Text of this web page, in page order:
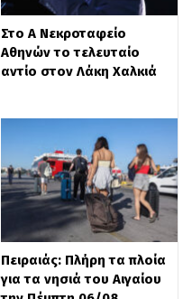
Στο Α΄ Νεκροταφείο
Αθηνών το τελευταίο
αντίο στον Λάκη Χαλκιά
Πειραιάς: Πλήρη τα πλοία
για τα νησιά του Αιγαίου